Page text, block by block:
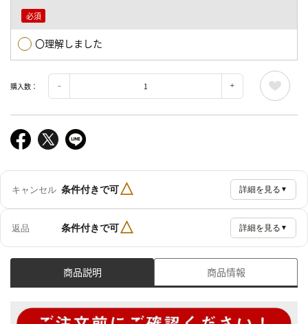
〇理解しました
購入数：
キャンセル 条件付きで可△ 詳細を見る ▼
返品 条件付きで可△ 詳細を見る ▼
商品説明 商品情報